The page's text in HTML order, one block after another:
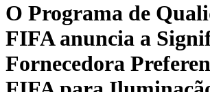
O Programa de
FIFA anuncia a
Fornecedora